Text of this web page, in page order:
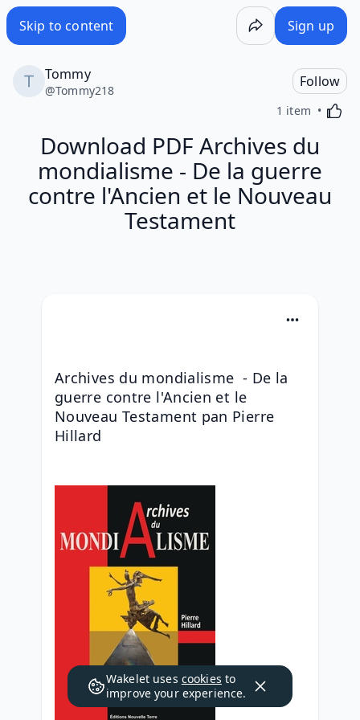
Skip to content Sign up
Tommy
@Tommy218
Follow
1 item
Download PDF Archives du
mondialisme - De la guerre
contre l'Ancien et le Nouveau
Testament
Archives du mondialisme  - De la
guerre contre l'Ancien et le
Nouveau Testament pan Pierre
Hillard
Wakelet uses cookies to
improve your experience.